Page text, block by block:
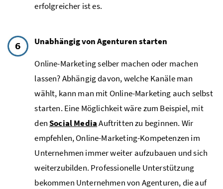
erfolgreicher ist es.
Unabhängig von Agenturen starten
Online-Marketingselber machen oder machen
lassen? Abhängig davon, welche Kanäle man
wählt, kann man mit Online-Marketing auch selbst
starten. Eine Möglichkeit wäre zum Beispiel, mit
denSocial MediaAuftritten zu beginnen. Wir
empfehlen, Online-Marketing-Kompetenzen im
Unternehmen immer weiter aufzubauen und sich
weiterzubilden. Professionelle Unterstützung
bekommen Unternehmen von Agenturen, die auf